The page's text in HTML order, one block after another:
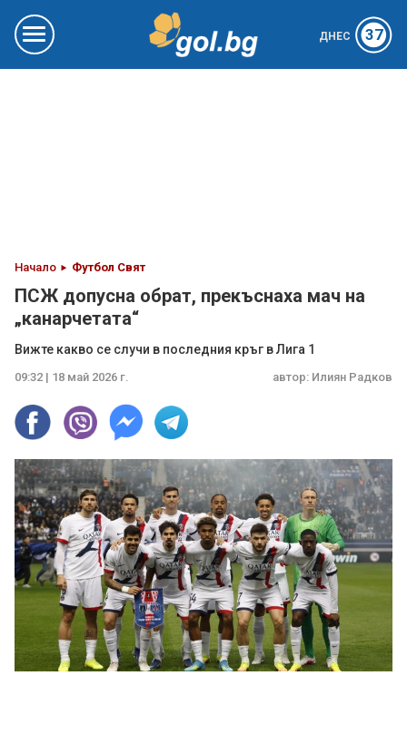
ДНЕС 37
Начало Футбол Свят
ПСЖ допусна обрат, прекъснаха мач на
„канарчетата“
Вижте какво се случи в последния кръг в Лига 1
09:32 | 18 май 2026 г. автор: Илиян Радков